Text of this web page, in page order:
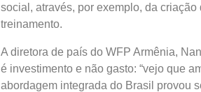
social, através, por exemplo, da
treinamento.
A diretora de país do WFP Armênia,
é investimento e não gasto: “vejo que
abordagem integrada do Brasil provou